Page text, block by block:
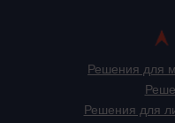
Решения для
Решения для